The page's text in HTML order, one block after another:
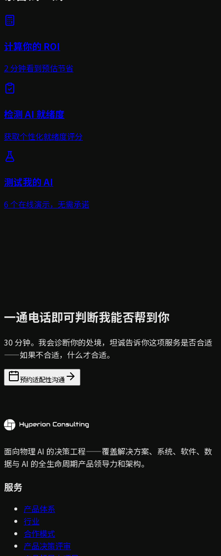
计算你的 ROI
2 分钟看到预估节省
检测 AI 就绪度
获取个性化就绪度评分
测试我的 AI
6 个在线演示，无需承诺
一通电话即可判断我能否帮到你
30 分钟。我会诊断你的处境，坦诚告诉你这项服务是否合适
——如果不合适，什么才合适。
预约适配性沟通
面向物理 AI 的决策工程——覆盖解决方案、系统、软件、数
据与 AI 的全生命周期产品领导力和架构。
服务
产品体系
行业
合作模式
产品决策评审